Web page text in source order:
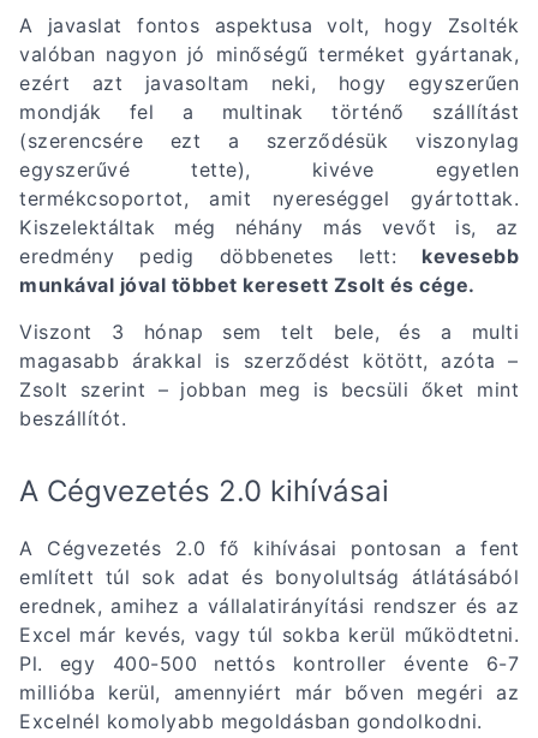
A javaslat fontos aspektusa volt, hogy Zsolték
valóban nagyon jó minőségű terméket gyártanak,
ezért azt javasoltam neki, hogy egyszerűen
mondják fel a multinak történő szállítást
(szerencsére ezt a szerződésük viszonylag
egyszerűvé tette), kivéve egyetlen
termékcsoportot, amit nyereséggel gyártottak.
Kiszelektáltak még néhány más vevőt is, az
eredmény pedig döbbenetes lett: kevesebb
munkával jóval többet keresett Zsolt és cége.
Viszont 3 hónap sem telt bele, és a multi
magasabb árakkal is szerződést kötött, azóta –
Zsolt szerint – jobban meg is becsüli őket mint
beszállítót.
A Cégvezetés 2.0 kihívásai
A Cégvezetés 2.0 fő kihívásai pontosan a fent
említett túl sok adat és bonyolultság átlátásából
erednek, amihez a vállalatirányítási rendszer és az
Excel már kevés, vagy túl sokba kerül működtetni.
Pl. egy 400-500 nettós kontroller évente 6-7
millióba kerül, amennyiért már bőven megéri az
Excelnél komolyabb megoldásban gondolkodni.